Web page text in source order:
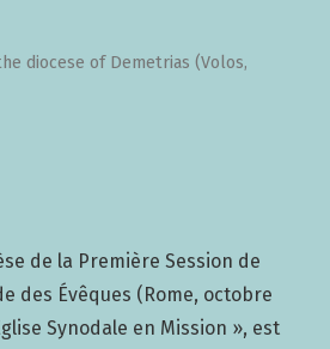
diocese of Demetrias (Volos,
de la Première Session de
des Évêques (Rome, octobre
Synodale en Mission », est